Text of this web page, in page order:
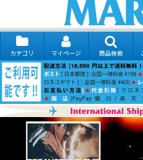
カテゴリ マイページ 商品検索